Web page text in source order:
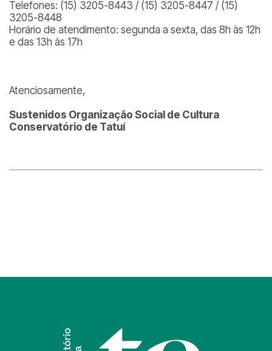
Telefones: (15) 3205-8443 / (15) 3205-8447 / (15)
3205-8448
Horário de atendimento: segunda a sexta, das 8h às 12h
e das 13h às 17h
Atenciosamente,
Sustenidos Organização Social de Cultura
Conservatório de Tatuí